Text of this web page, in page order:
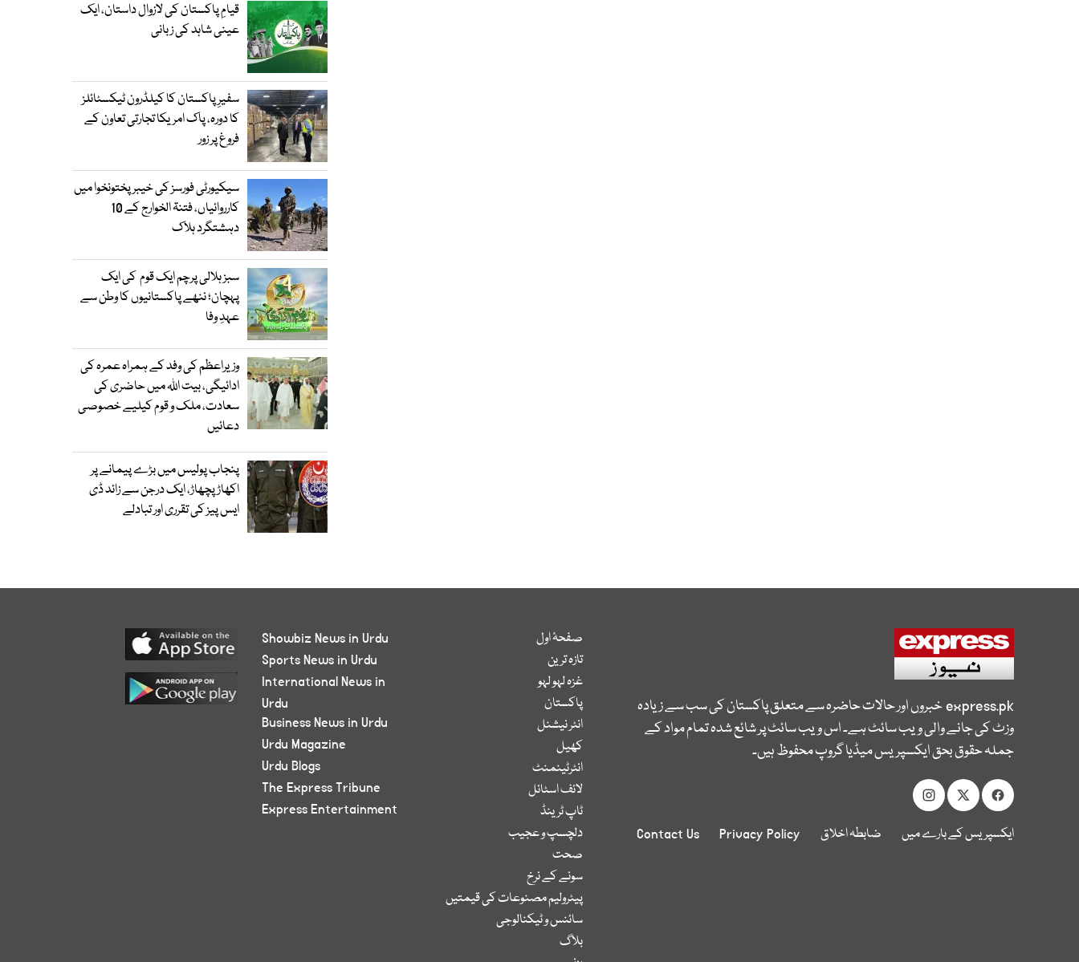
قیامِ پاکستان کی لازوال داستان، ایک
عینی شاہد کی زبانی
سفیرِ پاکستان کا کیلڈرون ٹیکسٹائلز
کا دورہ، پاک امریکا تجارتی تعاون کے
فروغ پر زور
سیکیورٹی فورسز کی خیبر پختونخوا میں
کارروائیاں، فتنۃ الخوارج کے 10
دہشتگرد ہلاک
سبز ہلالی پرچم ایک قوم کی ایک
پہچان؛ ننھے پاکستانیوں کا وطن سے
عہدِ وفا
وزیراعظم کی وفد کے ہمراہ عمرہ کی
ادائیگی، بیت اللہ میں حاضری کی
سعادت، ملک و قوم کیلیے خصوصی
دعائیں
پنجاب پولیس میں بڑے پیمانے پر
اکھاڑ پچھاڑ، ایک درجن سے زائد ڈی
ایس پیز کی تقرری اور تبادلے
express.pkخبروں اور حالات حاضرہ سے متعلق پاکستان کی سب سے زیادہ
وزٹ کی جانے والی ویب سائٹ ہے۔ اس ویب سائٹ پر شائع شدہ تمام مواد کے
جملہ حقوق بحق ایکسپریس میڈیا گروپ محفوظ ہیں۔
ایکسپریس کے بارے میں ضابطہ اخلاق Privacy Policy
Contact Us
صفحۂ اول
تازہ ترین
غزہ لہو لہو
پاکستان
انٹر نیشنل
کھیل
انٹرٹینمنٹ
لائف اسٹائل
ٹاپ ٹرینڈ
دلچسپ و عجیب
صحت
سونے کے نرخ
پیٹرولیم مصنوعات کی قیمتیں
سائنس و ٹیکنالوجی
بلاگ
Showbiz News in Urdu
Sports News in Urdu
International News in
Urdu
Business News in Urdu
Urdu Magazine
Urdu Blogs
The Express Tribune
Express Entertainment